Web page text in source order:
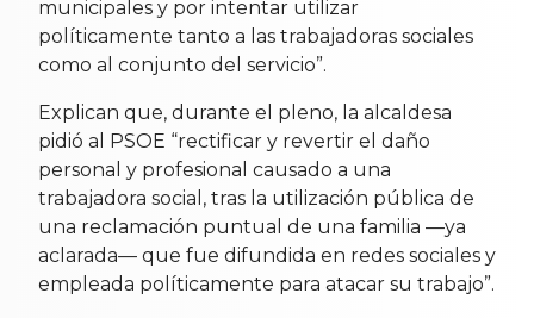
municipales y por intentar utilizar
políticamente tanto a las trabajadoras sociales
como al conjunto del servicio”.
Explican que, durante el pleno, la alcaldesa
pidió al PSOE “rectificar y revertir el daño
personal y profesional causado a una
trabajadora social, tras la utilización pública de
una reclamación puntual de una familia —ya
aclarada— que fue difundida en redes sociales y
empleada políticamente para atacar su trabajo”.